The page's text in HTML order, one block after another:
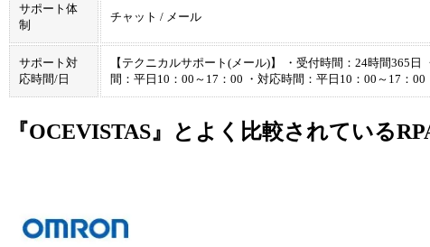
サポート体
制
チャット / メール
サポート対
応時間/日
【テクニカルサポート(メール)】 ・受付時間：24時間365
間：平日10：00～17：00 ・対応時間：平日10：00～17：00
『OCEVISTAS』とよく比較されている